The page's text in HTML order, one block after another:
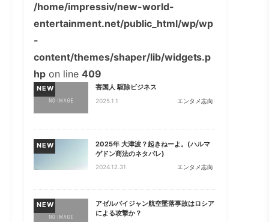
/home/impressiv/new-world-
entertainment.net/public_html/wp/wp
-
content/themes/shaper/lib/widgets.p
hpon line 409
NEW 害国人 駆除ビジネス
2025.1.1 エンタメ志向
NEW
2025年 大津波？起きねーよ。(ハルマ
ゲドン商法のネタバレ)
2024.12.31 エンタメ志向
NEW
アゼルバイジャン航空墜落事故はロシア
による攻撃か？